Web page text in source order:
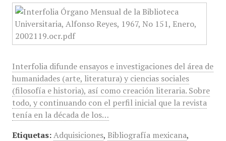
Interfolia difunde ensayos e investigaciones del área de
humanidades (arte, literatura) y ciencias sociales
(filosofía e historia), así como creación literaria. Sobre
todo, y continuando con el perfil inicial que la revista
tenía en la década de los…
Etiquetas: Adquisiciones, Bibliografía mexicana,